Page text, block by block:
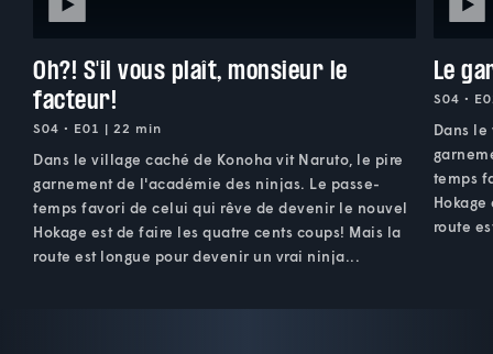
Oh?! S'il vous plaît, monsieur le
facteur!
S04 • E01 | 22 min
Dans le village caché de Konoha vit Naruto, le pire
garnement de l'académie des ninjas. Le passe-
temps favori de celui qui rêve de devenir le nouvel
Hokage est de faire les quatre cents coups! Mais la
route est longue pour devenir un vrai ninja...
Le
S04 •
Dans
temps
route